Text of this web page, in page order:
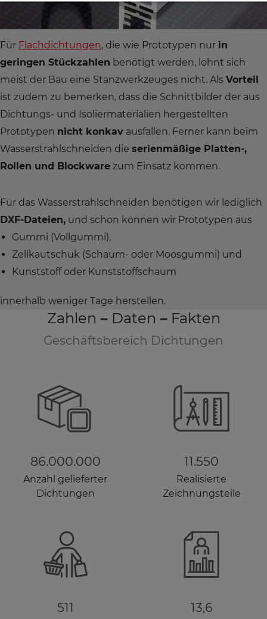
Für Flachdichtungen, die wie Prototypen nur in
geringen Stückzahlen benötigt werden, lohnt sich
meist der Bau eine Stanzwerkzeuges nicht. Als Vorteil
ist zudem zu bemerken, dass die Schnittbilder der aus
Dichtungs- und Isoliermaterialien hergestellten
Prototypen nicht konkav ausfallen. Ferner kann beim
Wasserstrahlschneiden die serienmäßige Platten-,
Rollen und Blockware zum Einsatz kommen.
Für das Wasserstrahlschneiden benötigen wir lediglich
DXF-Dateien, und schon können wir Prototypen aus
Gummi (Vollgummi),
Zellkautschuk (Schaum- oder Moosgummi) und
Kunststoff oder Kunststoffschaum
innerhalb weniger Tage herstellen.
Zahlen – Daten – Fakten
Geschäftsbereich Dichtungen
86.000.000
Anzahl gelieferter
Dichtungen
11.550
Realisierte
Zeichnungsteile
511 13,6